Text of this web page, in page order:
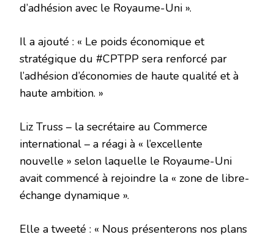
d’adhésion avec le Royaume-Uni ».
Il a ajouté : « Le poids économique et
stratégique du #CPTPP sera renforcé par
l’adhésion d’économies de haute qualité et à
haute ambition. »
Liz Truss – la secrétaire au Commerce
international – a réagi à « l’excellente
nouvelle » selon laquelle le Royaume-Uni
avait commencé à rejoindre la « zone de libre-
échange dynamique ».
Elle a tweeté : « Nous présenterons nos plans